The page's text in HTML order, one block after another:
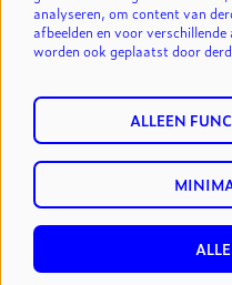
© cultuurcentrum
analyseren, om content van
afbeelden en voor
worden ook geplaatst door
ALLEEN